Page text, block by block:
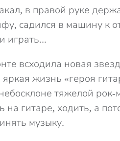
в правой руке
садился в машину к
играть...
всходила новая
жизнь «героя
тяжелой
на гитаре, ходить, а
музыку.